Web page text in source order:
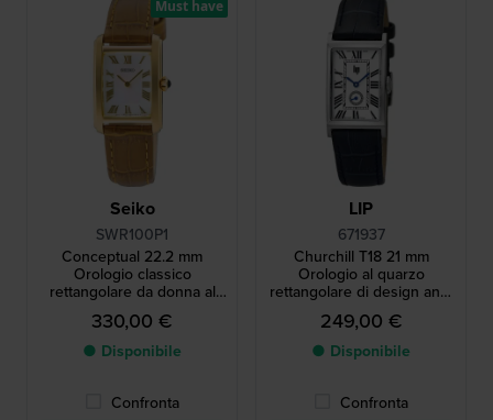
Seiko
SWR100P1
Conceptual 22.2 mm
Orologio classico
rettangolare da donna al
quarzo con quadrante MOP
330,00 €
● Disponibile
Confronta
Must have
LIP
671937
Churchill T18 21 mm
Orologio al quarzo
rettangolare di design anni
'30 con piccoli secondi
249,00 €
● Disponibile
Confronta